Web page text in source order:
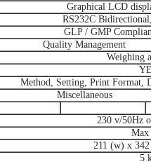
Graphical LCD
RS232C
GLP / GMP
Quality Management
Weighing
Method, Setting, Print Format,
Miscellaneous
230 v/50Hz
Max
211 (w) x
5